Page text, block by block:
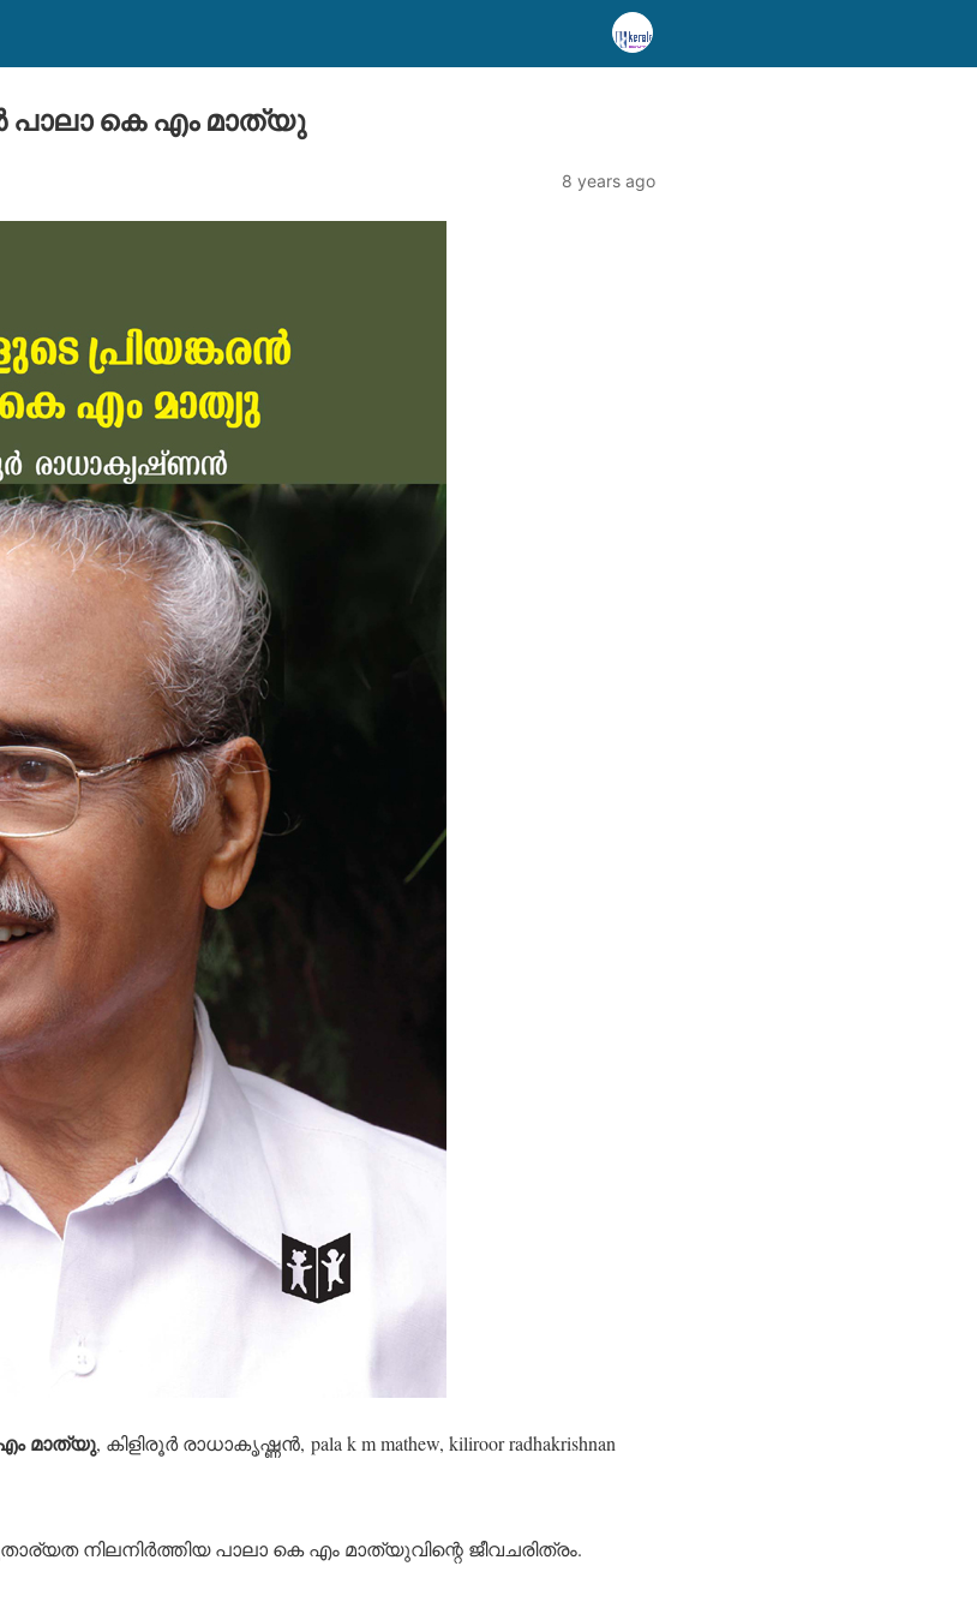
പാലാ കെ എം മാത്യു
8 years ago
എം മാത്യു, കിളിരൂര്‍ രാധാകൃഷ്ണന്‍, pala k m mathew, kiliroor radhakrishnan
നിലനിര്‍ത്തിയ പാലാ കെ എം മാത്യുവിന്റെ ജീവചരിത്രം.